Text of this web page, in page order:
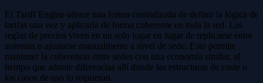
El Tariff Engine ofrece una forma centralizada de definir la lógica de
tarifas una vez y aplicarla de forma coherente en toda la red. Las
reglas de precios viven en un solo lugar en lugar de replicarse entre
sistemas o ajustarse manualmente a nivel de sede. Esto permite
mantener la coherencia entre sedes con una economía similar, al
tiempo que admite diferencias allí donde las estructuras de coste o
los casos de uso lo requieran.